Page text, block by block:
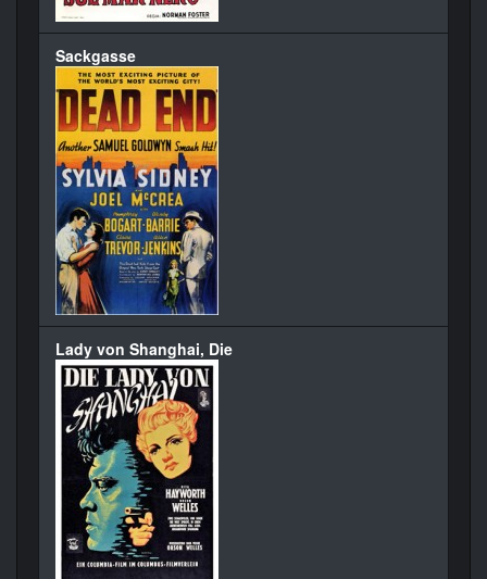
Sackgasse
Lady von Shanghai, Die